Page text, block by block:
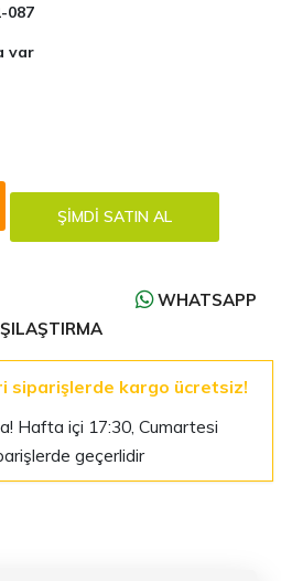
var
WHATSAPP
siparişlerde kargo ücretsiz!
Hafta içi 17:30, Cumartesi
geçerlidir